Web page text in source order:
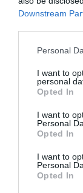
Downstream
Please note
not limited to
grant or deny
use your data
consent section.
Personal
I want to
personal
Opted In
I want to
Personal
Opted In
I want to
Personal
Opted In
Tanár Úr gyere,
AZ IGAZSÁG
Porvihar